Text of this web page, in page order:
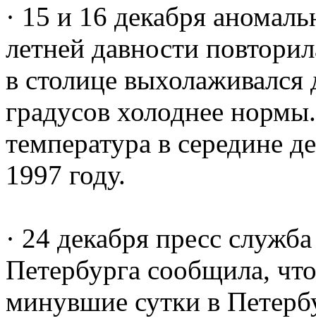
· 15 и 16 декабря
летней давности
в столице
градусов холоднее
температура в середине
1997 году.
· 24 декабря пресс
Петербурга сообщила,
минувшие сутки в